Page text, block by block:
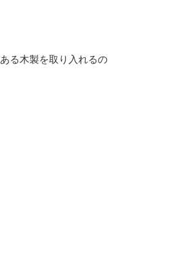
る木製を取り入れるの